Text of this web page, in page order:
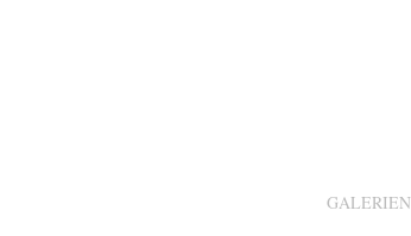
GALERIEN